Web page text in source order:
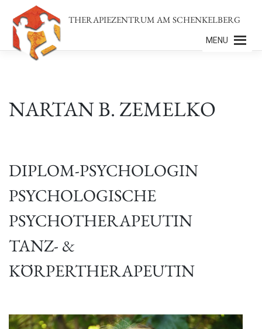
Inhalt
springen
THERAPIEZENTRUM AM SCHENKELBERG
MENU
NARTAN B. ZEMELKO
DIPLOM-PSYCHOLOGIN
PSYCHOLOGISCHE
PSYCHOTHERAPEUTIN
TANZ- &
KÖRPERTHERAPEUTIN